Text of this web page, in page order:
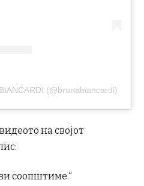
(@brunabiancardi)
на својот
соопштиме.“